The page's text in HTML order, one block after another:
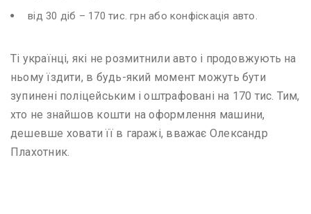
від 30 діб – 170 тис. грн або конфіскація авто.
Ті українці, які не розмитнили авто і продовжують на
ньому їздити, в будь-який момент можуть бути
зупинені поліцейським і оштрафовані на 170 тис. Тим,
хто не знайшов кошти на оформлення машини,
дешевше ховати її в гаражі, вважає Олександр
Плахотник.